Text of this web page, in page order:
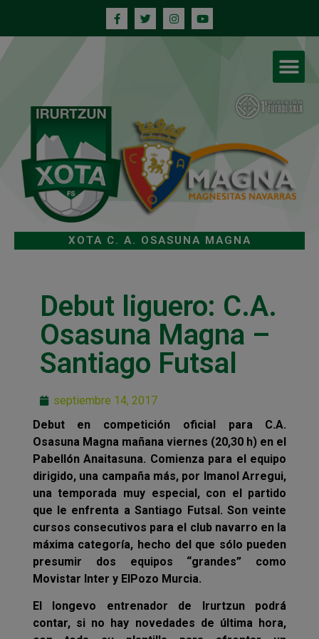
XOTA C. A. OSASUNA MAGNA
Debut liguero: C.A.
Osasuna Magna –
Santiago Futsal
septiembre 14, 2017
Debut en competición oficial para C.A.
Osasuna Magna mañana viernes (20,30 h) en el
Pabellón Anaitasuna. Comienza para el equipo
dirigido, una campaña más, por Imanol Arregui,
una temporada muy especial, con el partido
que le enfrenta a Santiago Futsal. Son veinte
cursos consecutivos para el club navarro en la
máxima categoría, hecho del que sólo pueden
presumir dos equipos “grandes” como
Movistar Inter y ElPozo Murcia.
El longevo entrenador de Irurtzun podrá
contar, si no hay novedades de última hora,